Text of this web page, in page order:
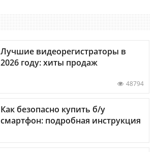
Лучшие видеорегистраторы в
2026 году: хиты продаж
48794
Как безопасно купить б/у
смартфон: подробная инструкция